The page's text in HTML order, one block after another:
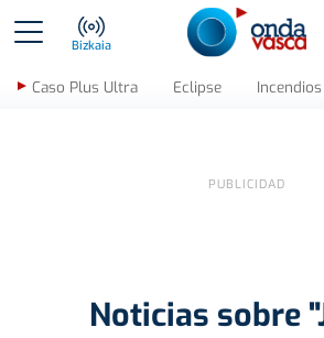
Bizkaia
Caso Plus Ultra Eclipse Incendios
Noticias sobre